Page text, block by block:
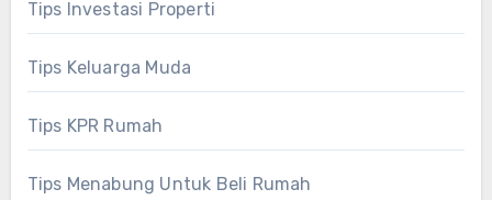
Tips Investasi Properti
Tips Keluarga Muda
Tips KPR Rumah
Tips Menabung Untuk Beli Rumah